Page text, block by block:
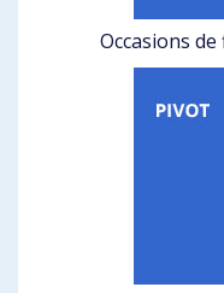
Occasions